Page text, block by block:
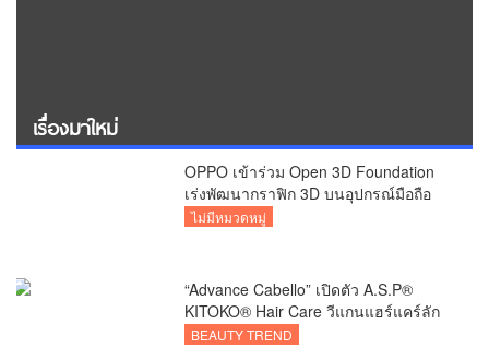
เรื่องมาใหม่
OPPO เข้าร่วม Open 3D Foundation
เร่งพัฒนากราฟิก 3D บนอุปกรณ์มือถือ
ไม่มีหมวดหมู่
“Advance Cabello” เปิดตัว A.S.P®
KITOKO® Hair Care วีแกนแฮร์แคร์ลัก
ชัวรีจากอังกฤษ ยกระดับการดูแลเส้นผม
BEAUTY TREND